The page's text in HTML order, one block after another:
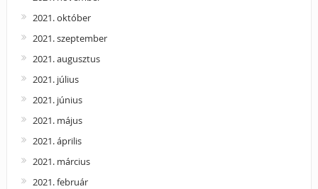
2021. október
2021. szeptember
2021. augusztus
2021. július
2021. június
2021. május
2021. április
2021. március
2021. február